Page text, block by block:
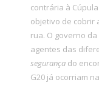
contrária à
objetivo de cobrir
rua. O governo
agentes das
segurança do
G20 já ocorriam